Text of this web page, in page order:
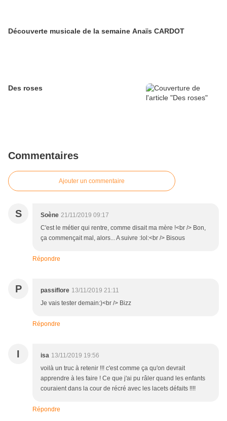
Découverte musicale de la semaine Anaïs CARDOT
Des roses
Commentaires
Ajouter un commentaire
S Soène 21/11/2019 09:17
C'est le métier qui rentre, comme disait ma mère !<br /> Bon,
ça commençait mal, alors... A suivre :lol:<br /> Bisous
Répondre
P passiflore 13/11/2019 21:11
Je vais tester demain:)<br /> Bizz
Répondre
I isa 13/11/2019 19:56
voilà un truc à retenir !!! c'est comme ça qu'on devrait
apprendre à les faire ! Ce que j'ai pu râler quand les enfants
couraient dans la cour de récré avec les lacets défaits !!!!
Répondre